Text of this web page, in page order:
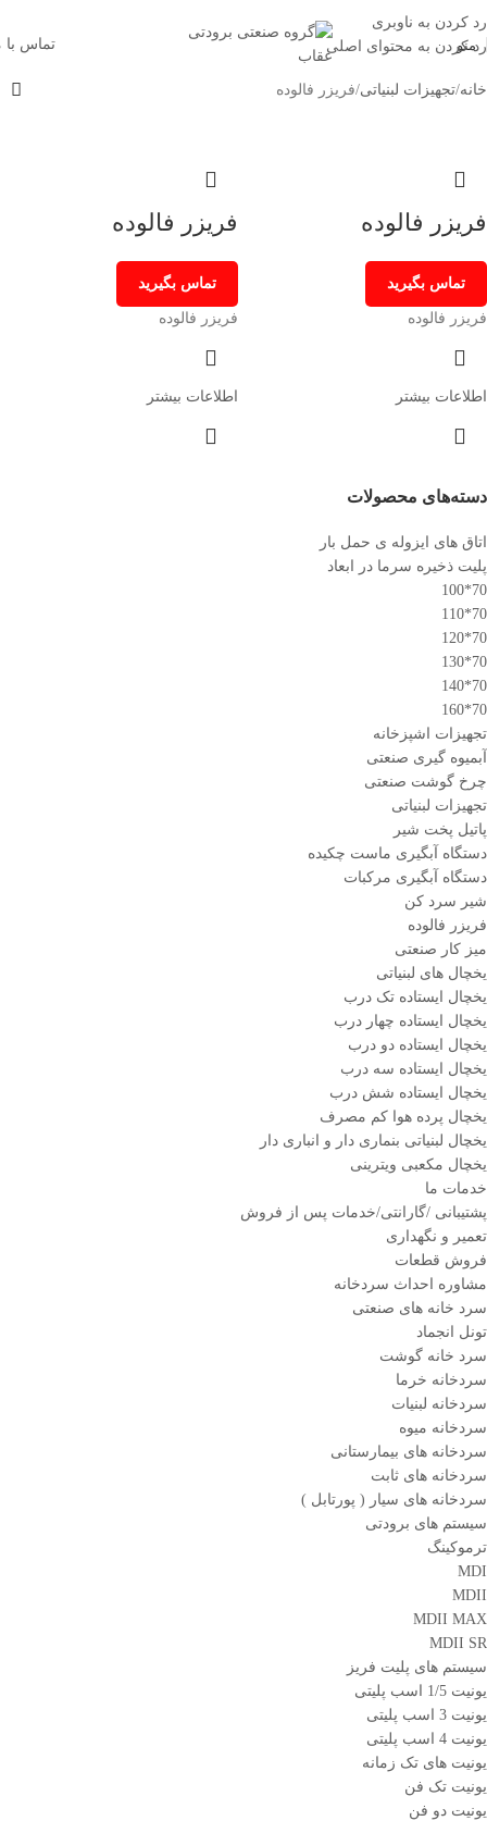
رد کردن به ناوبری
رد کردن به محتوای اصلی
منو تماس با
دسته‌های محصولات
اتاق های ایزوله ی حمل بار
پلیت ذخیره سرما در ابعاد
70*100
70*110
70*120
70*130
70*140
70*160
تجهیزات اشپزخانه
آبمیوه گیری صنعتی
چرخ گوشت صنعتی
تجهیزات لبنیاتی
پاتیل پخت شیر
دستگاه آبگیری ماست چکیده
دستگاه آبگیری مرکبات
شیر سرد کن
فریزر فالوده
میز کار صنعتی
یخچال های لبنیاتی
یخچال ایستاده تک درب
یخچال ایستاده چهار درب
یخچال ایستاده دو درب
یخچال ایستاده سه درب
یخچال ایستاده شش درب
یخچال پرده هوا کم مصرف
یخچال لبنیاتی بنماری دار و انباری دار
یخچال مکعبی ویترینی
خدمات ما
پشتیبانی /گارانتی/خدمات پس از فروش
تعمیر و نگهداری
فروش قطعات
مشاوره احداث سردخانه
سرد خانه های صنعتی
تونل انجماد
سرد خانه گوشت
سردخانه خرما
سردخانه لبنیات
سردخانه میوه
سردخانه های بیمارستانی
سردخانه های ثابت
سردخانه های سیار ( پورتابل )
سیستم های برودتی
ترموکینگ
MDI
MDII
MDII MAX
MDII SR
سیستم های پلیت فریز
یونیت 1/5 اسب پلیتی
یونیت 3 اسب پلیتی
یونیت 4 اسب پلیتی
یونیت های تک زمانه
یونیت تک فن
یونیت دو فن
خانه تجهیزات لبنیاتی فریزر فالوده
فریزر فالوده
تماس بگیرید
فریزر فالوده
اطلاعات بیشتر
فریزر فالوده
تماس بگیرید
فریزر فالوده
اطلاعات بیشتر